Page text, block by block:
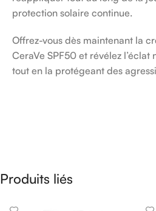
protection solaire continue.
Offrez-vous dès maintenant la
CeraVe SPF50 et révélez
tout en la protégeant des
Produits liés